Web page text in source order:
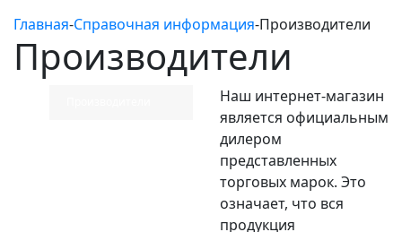
Главная-Справочная информация-Производители
Производители
Наш интернет-магазин
является официальным
дилером
представленных
торговых марок. Это
означает, что вся
продукция